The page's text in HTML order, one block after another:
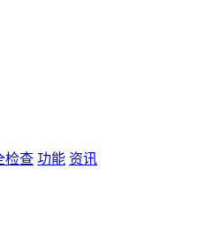
检查 功能 资讯